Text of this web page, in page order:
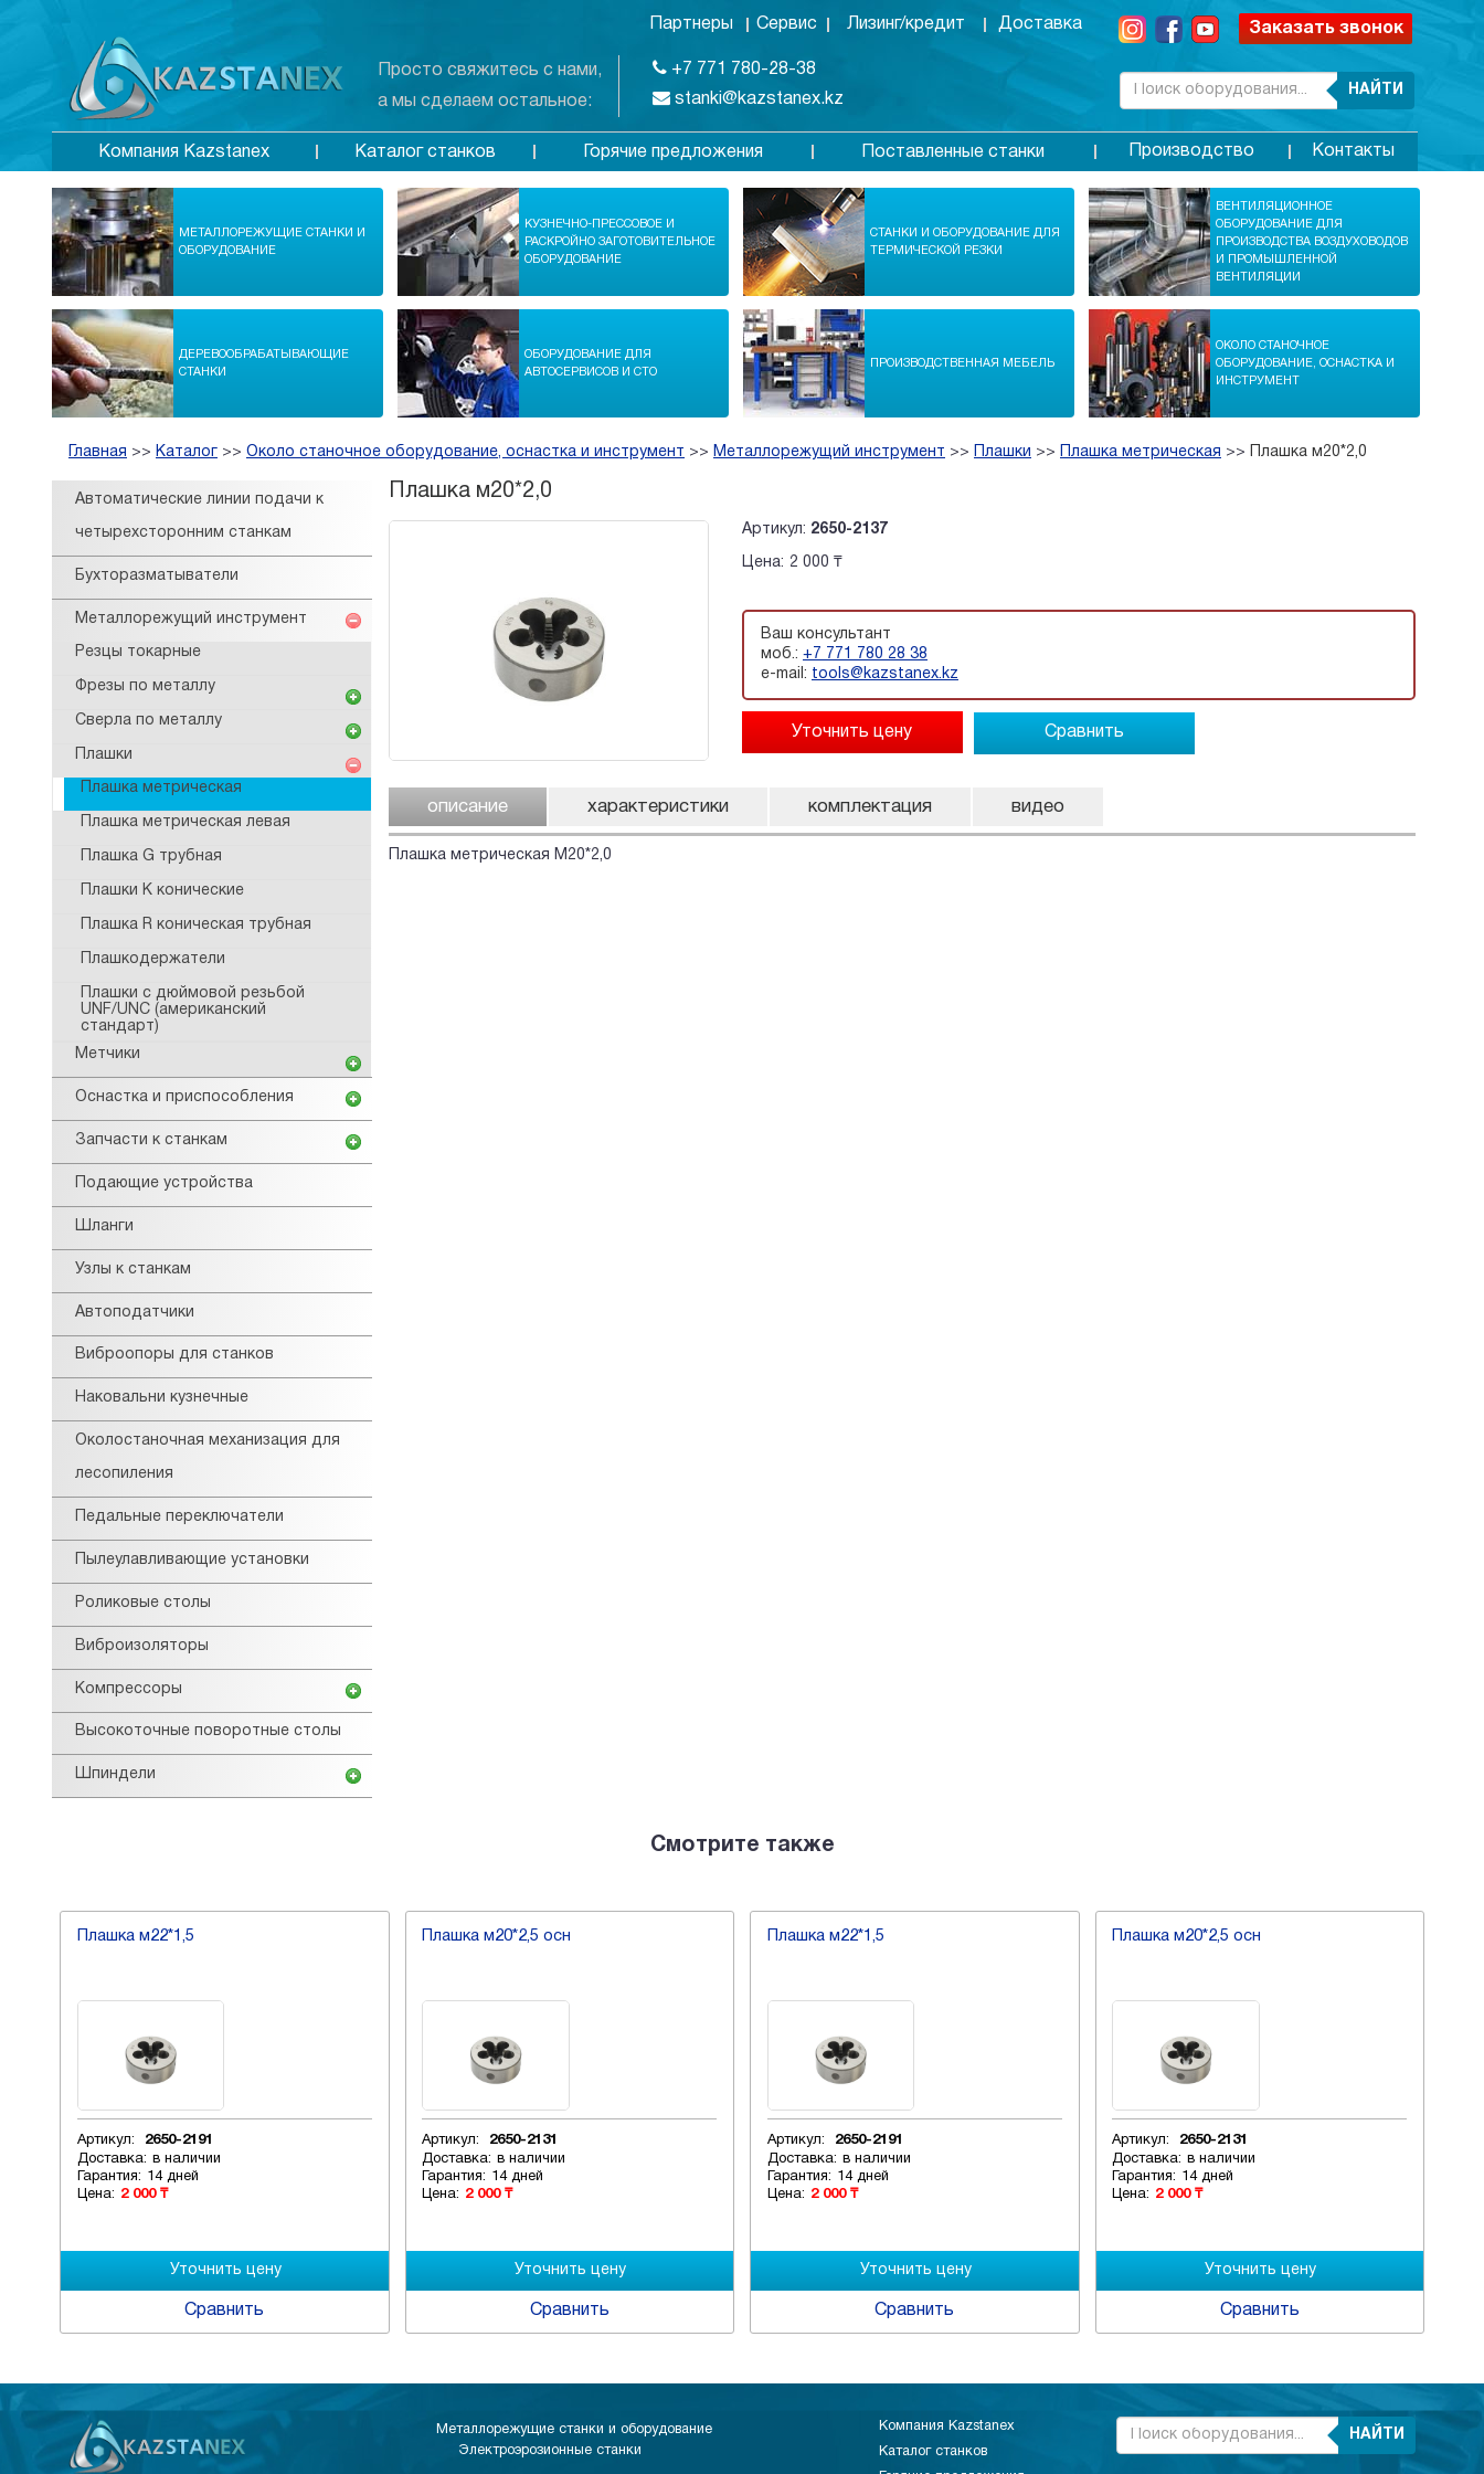
Просто свяжитесь с нами,
а мы сделаем остальное:
Партнеры Сервис Лизинг/кредит Доставка
+7 771 780-28-38
stanki@kazstanex.kz
Заказать звонок
НАЙТИ
Компания Kazstanex Каталог станков Горячие предложения Поставленные станки Производство Контакты
МЕТАЛЛОРЕЖУЩИЕ СТАНКИ И
ОБОРУДОВАНИЕ
КУЗНЕЧНО-ПРЕССОВОЕ И
РАСКРОЙНО ЗАГОТОВИТЕЛЬНОЕ
ОБОРУДОВАНИЕ
СТАНКИ И ОБОРУДОВАНИЕ ДЛЯ
ТЕРМИЧЕСКОЙ РЕЗКИ
ВЕНТИЛЯЦИОННОЕ
ОБОРУДОВАНИЕ ДЛЯ
ПРОИЗВОДСТВА ВОЗДУХОВОДОВ
И ПРОМЫШЛЕННОЙ
ВЕНТИЛЯЦИИ
ДЕРЕВООБРАБАТЫВАЮЩИЕ
СТАНКИ
ОБОРУДОВАНИЕ ДЛЯ
АВТОСЕРВИСОВ И СТО
ПРОИЗВОДСТВЕННАЯ МЕБЕЛЬ
ОКОЛО СТАНОЧНОЕ
ОБОРУДОВАНИЕ, ОСНАСТКА И
ИНСТРУМЕНТ
Главная >> Каталог >> Около станочное оборудование, оснастка и инструмент >> Металлорежущий инструмент >> Плашки >> Плашка метрическая >> Плашка м20*2,0
Автоматические линии подачи к
четырехсторонним станкам
Бухторазматыватели
Металлорежущий инструмент
Резцы токарные
Фрезы по металлу
Сверла по металлу
Плашки
Плашка метрическая
Плашка метрическая левая
Плашка G трубная
Плашки K конические
Плашка R коническая трубная
Плашкодержатели
Плашки с дюймовой резьбой
UNF/UNC (американский
стандарт)
Метчики
Оснастка и приспособления
Запчасти к станкам
Подающие устройства
Шланги
Узлы к станкам
Автоподатчики
Виброопоры для станков
Наковальни кузнечные
Околостаночная механизация для
лесопиления
Педальные переключатели
Пылеулавливающие установки
Роликовые столы
Виброизоляторы
Компрессоры
Высокоточные поворотные столы
Шпиндели
Плашка м20*2,0
Артикул: 2650-2137
Цена: 2 000 ₸
Ваш консультант
моб.: +7 771 780 28 38
e-mail: tools@kazstanex.kz
Сравнить
описание характеристики комплектация видео
Плашка метрическая М20*2,0
Смотрите также
Плашка м22*1,5
Артикул:
2650-2191
Доставка: в наличии
Гарантия: 14 дней
Цена: 2 000 ₸
Сравнить
Плашка м20*2,5 осн
Артикул:
2650-2131
Доставка: в наличии
Гарантия: 14 дней
Цена: 2 000 ₸
Сравнить
Плашка м22*1,5
Артикул:
2650-2191
Доставка: в наличии
Гарантия: 14 дней
Цена: 2 000 ₸
Сравнить
Плашка м20*2,5 осн
Артикул:
2650-2131
Доставка: в наличии
Гарантия: 14 дней
Цена: 2 000 ₸
Сравнить
Металлорежущие станки и оборудование
Электроэрозионные станки
Компания Kazstanex
Каталог станков
НАЙТИ